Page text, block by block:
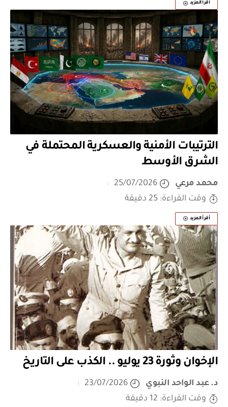
أقرأ المزيد
الترتيبات الأمنية والعسكرية المحتملة في
الشرق الأوسط
محمد مرعي
25/07/2026
وقت القراءة: 25 دقيقة
أقرأ المزيد
الإخوان وثورة 23 يوليو .. الكذب على التاريخ
د. عبد الواحد النبوي
23/07/2026
وقت القراءة: 12 دقيقة